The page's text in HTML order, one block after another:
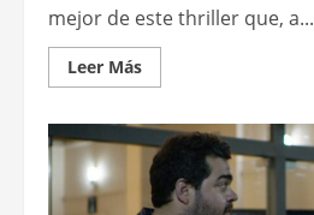
mejor de este thriller que, a...
Leer MásLeer
más
Te
encontraré
Miniserie